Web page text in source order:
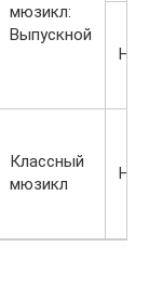
мюзикл:
Выпускной
Классный
мюзикл